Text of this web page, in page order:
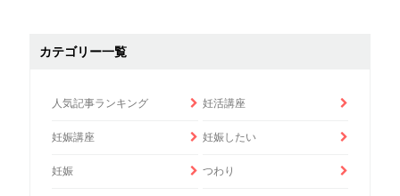
カテゴリー一覧
人気記事ランキング 妊活講座
妊娠講座 妊娠したい
妊娠 つわり